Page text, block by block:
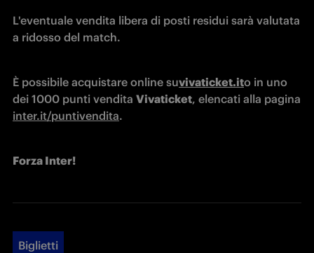
L'eventuale vendita libera di posti residui sarà valutata
a ridosso del match.
È possibile acquistare online suvivaticket.ito in uno
dei 1000 punti vendita Vivaticket
inter.it/puntivendita.
Forza Inter!
Biglietti